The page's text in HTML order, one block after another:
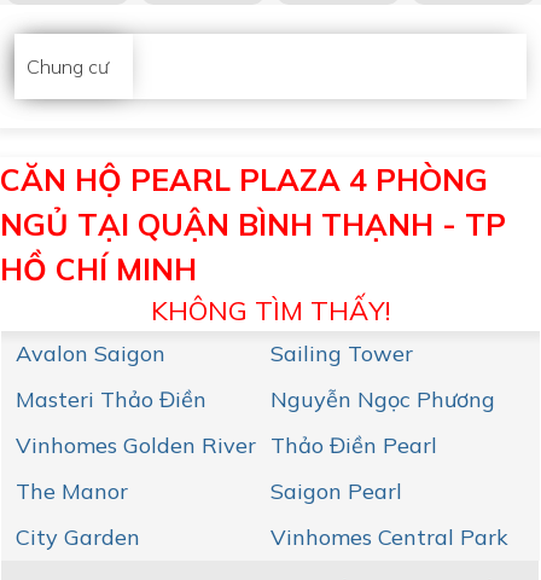
Chung cư
CĂN HỘ PEARL PLAZA 4 PHÒNG
NGỦ TẠI QUẬN BÌNH THẠNH - TP
HỒ CHÍ MINH
KHÔNG TÌM THẤY!
Avalon Saigon
Sailing Tower
Masteri Thảo Điền
Nguyễn Ngọc Phương
Vinhomes Golden River Thảo Điền Pearl
The Manor
Saigon Pearl
City Garden
Vinhomes Central Park